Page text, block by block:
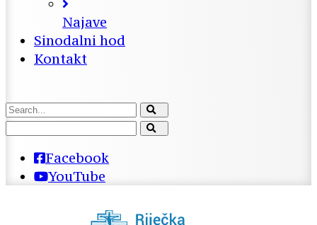
Najave
Sinodalni hod
Kontakt
Facebook
YouTube